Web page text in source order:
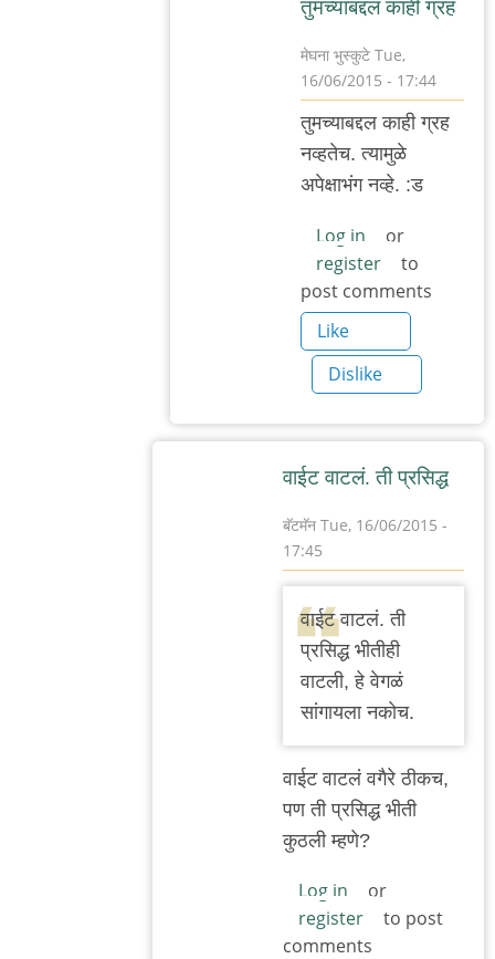
तुमच्याबद्दल काही ग्रह
मेघना भुस्कुटे Tue,
16/06/2015 - 17:44
reply
to
स्वच्छ
by
अनु
राव
तुमच्याबद्दल काही ग्रह
नव्हतेच. त्यामुळे
अपेक्षाभंग नव्हे. :ड
Log in
or
register
to
post comments
Like
Dislike
वाईट वाटलं. ती प्रसिद्ध
बॅटमॅन Tue, 16/06/2015 -
17:45
In
reply
to
वाचून
खेद
बाकी
काही
मेघना
भुस्कुटे
वाईट वाटलं. ती
प्रसिद्ध भीतीही
वाटली, हे वेगळं
सांगायला नकोच.
वाईट वाटलं वगैरे ठीकच,
पण ती प्रसिद्ध भीती
कुठली म्हणे?
Log in
or
register
to post
comments